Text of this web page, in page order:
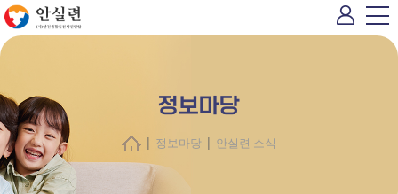
정보마당
| 정보마당 | 안실련 소식